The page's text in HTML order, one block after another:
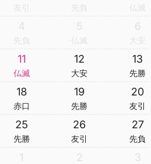
友引 先負 仏滅
4
先負
5
仏滅
6
大安
11
仏滅
12
大安
13
先勝
18
赤口
19
先勝
20
友引
25
先勝
26
友引
27
先負
1 2 3